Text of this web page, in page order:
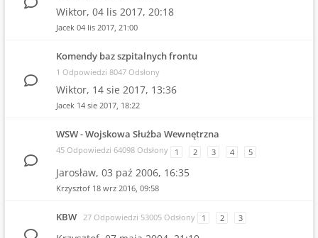
Wiktor, 04 lis 2017, 20:18
Jacek 04 lis 2017, 21:00
Komendy baz szpitalnych frontu
1 Odpowiedzi 8047 Odsłony
Wiktor, 14 sie 2017, 13:36
Jacek 14 sie 2017, 18:22
WSW - Wojskowa Służba Wewnętrzna
45 Odpowiedzi 64098 Odsłony 1 2 3 4 5
Jarosław, 03 paź 2006, 16:35
Krzysztof 18 wrz 2016, 09:58
KBW 27 Odpowiedzi 53005 Odsłony 1 2 3